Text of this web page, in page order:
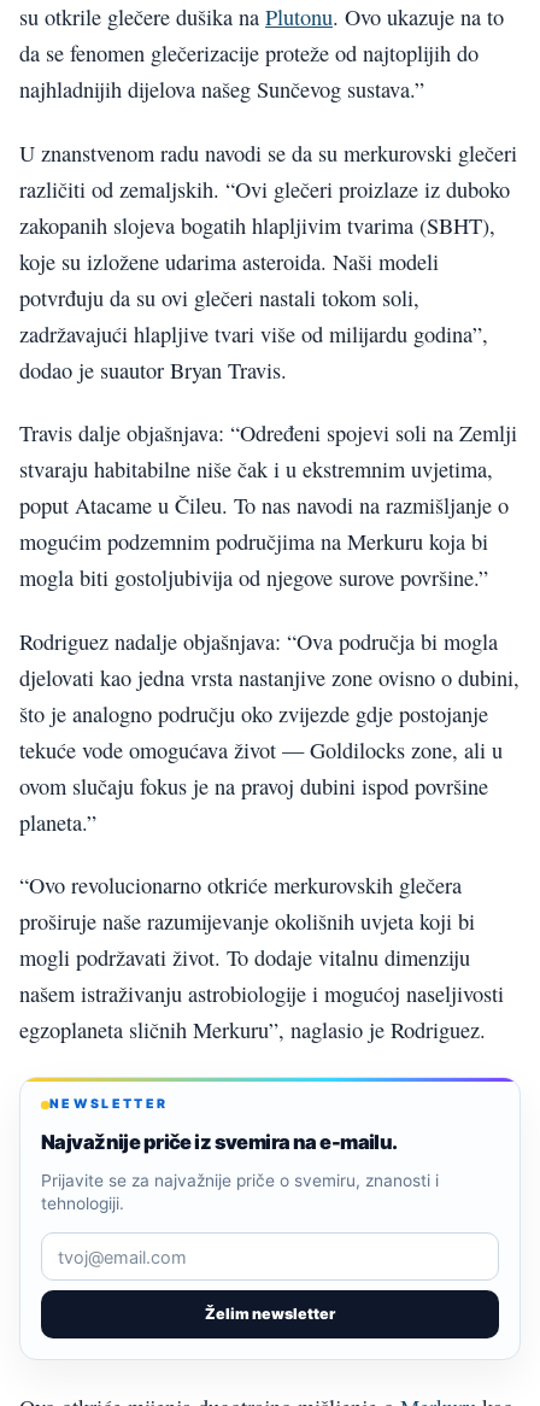
su otkrile glečere dušika na Plutonu. Ovo ukazuje na to
da se fenomen glečerizacije proteže od najtoplijih do
najhladnijih dijelova našeg Sunčevog sustava.”
U znanstvenom radu navodi se da su merkurovski glečeri
različiti od zemaljskih. “Ovi glečeri proizlaze iz duboko
zakopanih slojeva bogatih hlapljivim tvarima (SBHT),
koje su izložene udarima asteroida. Naši modeli
potvrđuju da su ovi glečeri nastali tokom soli,
zadržavajući hlapljive tvari više od milijardu godina”,
dodao je suautor Bryan Travis.
Travis dalje objašnjava: “Određeni spojevi soli na Zemlji
stvaraju habitabilne niše čak i u ekstremnim uvjetima,
poput Atacame u Čileu. To nas navodi na razmišljanje o
mogućim podzemnim područjima na Merkuru koja bi
mogla biti gostoljubivija od njegove surove površine.”
Rodriguez nadalje objašnjava: “Ova područja bi mogla
djelovati kao jedna vrsta nastanjive zone ovisno o dubini,
što je analogno području oko zvijezde gdje postojanje
tekuće vode omogućava život — Goldilocks zone, ali u
ovom slučaju fokus je na pravoj dubini ispod površine
planeta.”
“Ovo revolucionarno otkriće merkurovskih glečera
proširuje naše razumijevanje okolišnih uvjeta koji bi
mogli podržavati život. To dodaje vitalnu dimenziju
našem istraživanju astrobiologije i mogućoj naseljivosti
egzoplaneta sličnih Merkuru”, naglasio je Rodriguez.
NEWSLETTER
Najvažnije priče iz svemira na e-mailu.
Želim newsletter
Prijavite se za najvažnije priče o svemiru, znanosti i
tehnologiji.